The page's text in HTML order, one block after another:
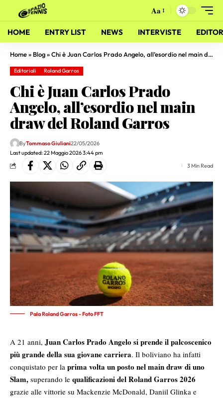
Aa
HOME ENTRY LIST NEWS INTERVISTE
Home» Blog»Chi è Juan Carlos Prado Angelo, all’esordio nel main draw del Roland Garros
Editoriali Roland Garros
Chi è Juan Carlos Prado
Angelo, all’esordio nel main
draw del Roland Garros
Last updated: 22 Maggio 2026 3:44 pm
ByTommaso Giuliani22/05/2026
3 Min Read
Pala Roland Garros - Foto FFT
A 21 anni, Juan Carlos Prado Angelo si prende il palcoscenico
più grande della sua giovane carriera. Il boliviano ha infatti
conquistato per la prima volta un posto nel main draw di uno
Slam, superando le qualificazioni del Roland Garros 2026
grazie alle vittorie su Mackenzie McDonald, Daniil Glinka e